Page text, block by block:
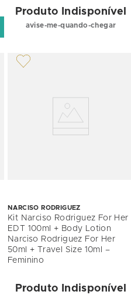
Produto Indisponível
avise-me-quando-chegar
NARCISO RODRIGUEZ
Kit Narciso Rodriguez For Her
EDT 100ml + Body Lotion
Narciso Rodriguez For Her
50ml + Travel Size 10ml –
Feminino
Produto Indisponível